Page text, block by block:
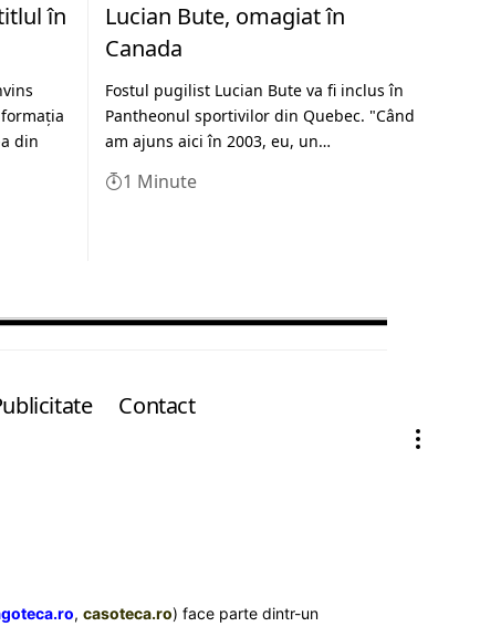
în
din
Lucian Bute, omagiat în
Canada
Fostul pugilist Lucian Bute va fi inclus în
Pantheonul sportivilor din Quebec. "Când
am ajuns aici în 2003, eu, un…
1 Minute
Contact
, casoteca.ro) face parte dintr-un